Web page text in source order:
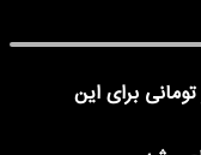
یارانه ۲ میلیون و ۹۸۵ هزار تومانی برای این